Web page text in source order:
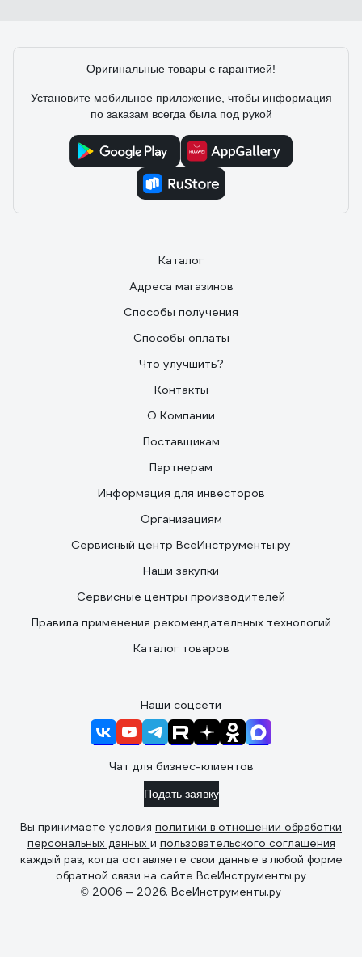
Оригинальные товары с гарантией!
Установите мобильное приложение, чтобы информация
по заказам всегда была под рукой
Каталог
Адреса магазинов
Способы получения
Способы оплаты
Что улучшить?
Контакты
О Компании
Поставщикам
Партнерам
Информация для инвесторов
Организациям
Сервисный центр ВсеИнструменты.ру
Наши закупки
Сервисные центры производителей
Правила применения рекомендательных технологий
Каталог товаров
Наши соцсети
Чат для бизнес-клиентов
Подать заявку
Вы принимаете условия политики в отношении обработки
персональных данных и пользовательского соглашения
каждый раз, когда оставляете свои данные в любой форме
обратной связи на сайте ВсеИнструменты.ру
© 2006 — 2026. ВсеИнструменты.ру